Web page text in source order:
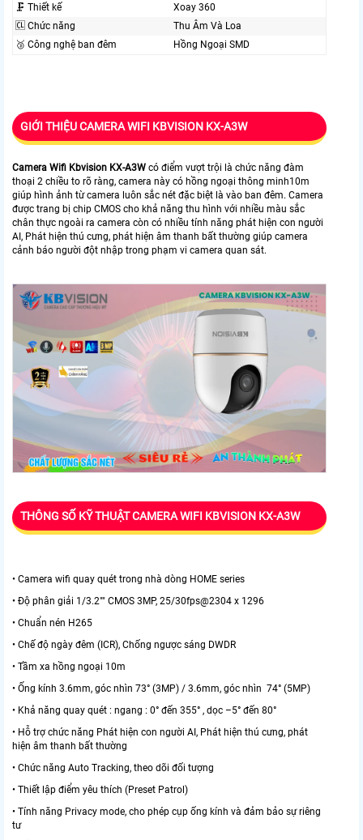
🗜️ Thiết kế
Xoay 360
🆑 Chức năng
Thu Âm Và Loa
🥉 Công nghệ ban đêm
Hồng Ngoại SMD
GIỚI THIỆU CAMERA WIFI KBVISION KX-A3W
Camera Wifi Kbvision KX-A3W có điểm vượt trội là chức năng đàm
thoại 2 chiều to rõ ràng, camera này có hồng ngoại thông minh10m
giúp hình ảnh từ camera luôn sắc nét đặc biệt là vào ban đêm. Camera
được trang bị chip CMOS cho khả năng thu hình với nhiều màu sắc
chân thực ngoài ra camera còn có nhiều tính năng phát hiện con người
AI, Phát hiện thú cưng, phát hiện âm thanh bất thường giúp camera
cảnh báo người đột nhập trong phạm vi camera quan sát.
THÔNG SỐ KỸ THUẬT CAMERA WIFI KBVISION KX-A3W
• Camera wifi quay quét trong nhà dòng HOME series
• Độ phân giải 1/3.2"" CMOS 3MP, 25/30fps@2304 x 1296
• Chuẩn nén H265
• Chế độ ngày đêm (ICR), Chống ngược sáng DWDR
• Tầm xa hồng ngoại 10m
• Ống kính 3.6mm, góc nhìn 73° (3MP) / 3.6mm, góc nhìn 74° (5MP)
• Khả năng quay quét : ngang : 0° đến 355° , dọc –5° đến 80°
• Hỗ trợ chức năng Phát hiện con người AI, Phát hiện thú cưng, phát
hiện âm thanh bất thường
• Chức năng Auto Tracking, theo dõi đối tượng
• Thiết lập điểm yêu thích (Preset Patrol)
• Tính năng Privacy mode, cho phép cụp ống kính và đảm bảo sự riêng
tư